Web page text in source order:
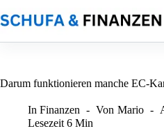
Inhalt
springen
Darum funktionieren manche EC-
In Finanzen Von Mario
Lesezeit 6 Min